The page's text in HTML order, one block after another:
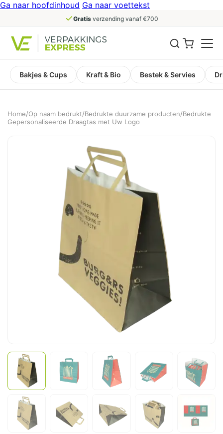
Ga naar hoofdinhoud Ga naar voettekst
Gratisverzending vanaf €700
Bakjes & Cups Kraft & Bio Bestek & Servies
Home/Op naam bedrukt/Bedrukte duurzame producten/Bedrukte
Gepersonaliseerde Draagtas met Uw Logo